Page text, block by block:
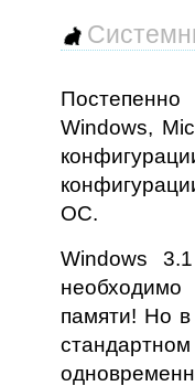
Windows,
ОС.
Windows
памяти! Но в